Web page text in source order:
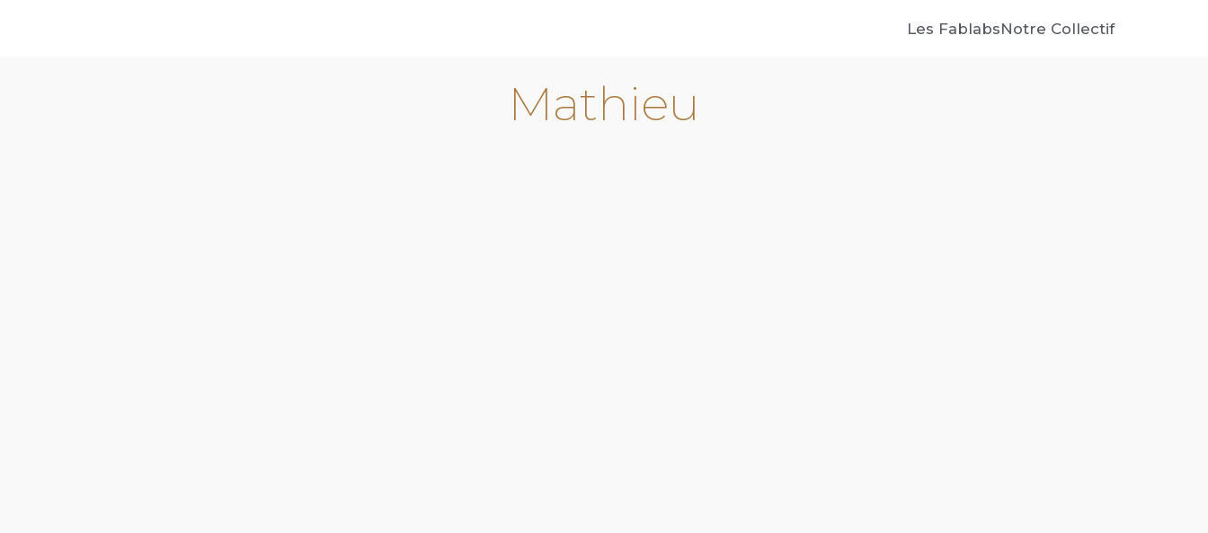
Les FablabsNotre Collectif
Mathieu